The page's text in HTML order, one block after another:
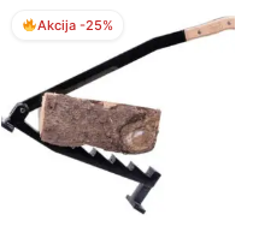
Akcija -25%